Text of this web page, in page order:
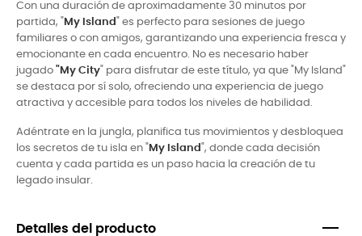
Con una duración de aproximadamente 30 minutos por
partida, "My Island " es perfecto para sesiones de juego
familiares o con amigos, garantizando una experiencia fresca y
emocionante en cada encuentro. No es necesario haber
jugado "My City" para disfrutar de este título, ya que "My Island"
se destaca por sí solo, ofreciendo una experiencia de juego
atractiva y accesible para todos los niveles de habilidad.
Adéntrate en la jungla, planifica tus movimientos y desbloquea
los secretos de tu isla en "My Island ", donde cada decisión
cuenta y cada partida es un paso hacia la creación de tu
legado insular.
Detalles del producto